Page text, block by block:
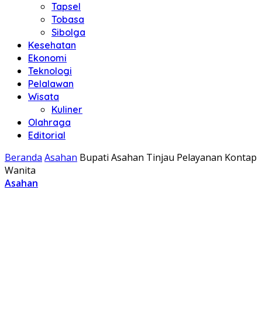
Tapsel
Tobasa
Sibolga
Kesehatan
Ekonomi
Teknologi
Pelalawan
Wisata
Kuliner
Olahraga
Editorial
Beranda Asahan Bupati Asahan Tinjau Pelayanan Kontap
Wanita
Asahan